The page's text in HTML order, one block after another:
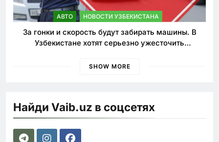
АВТО НОВОСТИ УЗБЕКИСТАНА
За гонки и скорость будут забирать машины. В
Узбекистане хотят серьезно ужесточить
SHOW MORE
Найди Vaib.uz в соцсетях